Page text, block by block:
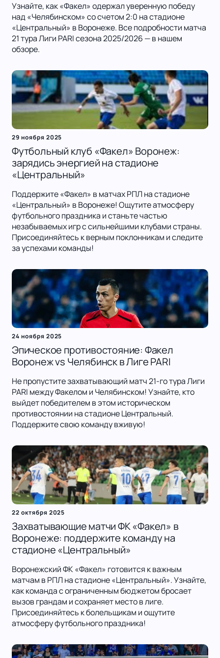
Узнайте, как «Факел» одержал уверенную победу
над «Челябинском» со счетом 2:0 на стадионе
«Центральный» в Воронеже. Все подробности матча
21 тура Лиги PARI сезона 2025/2026 — в нашем
обзоре.
29 ноября 2025
Футбольный клуб «Факел» Воронеж:
зарядись энергией на стадионе
«Центральный»
Поддержите «Факел» в матчах РПЛ на стадионе
«Центральный» в Воронеже! Ощутите атмосферу
футбольного праздника и станьте частью
незабываемых игр с сильнейшими клубами страны.
Присоединяйтесь к верным поклонникам и следите
за успехами команды!
24 ноября 2025
Эпическое противостояние: Факел
Воронеж vs Челябинск в Лиге PARI
Не пропустите захватывающий матч 21-го тура Лиги
PARI между Факелом и Челябинском! Узнайте, кто
выйдет победителем в этом историческом
противостоянии на стадионе Центральный.
Поддержите свою команду вживую!
22 октября 2025
Захватывающие матчи ФК «Факел» в
Воронеже: поддержите команду на
стадионе «Центральный»
Воронежский ФК «Факел» готовится к важным
матчам в РПЛ на стадионе «Центральный». Узнайте,
как команда с ограниченным бюджетом бросает
вызов грандам и сохраняет место в лиге.
Присоединяйтесь к болельщикам и ощутите
атмосферу футбольного праздника!